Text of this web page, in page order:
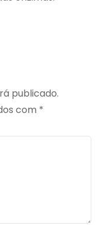
publicado.
com *